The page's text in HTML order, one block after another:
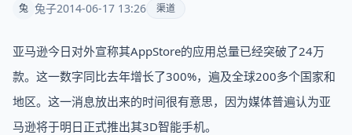
兔 兔子2014-06-17 13:26 渠道
亚马逊今日对外宣称其AppStore的应用总量已经突破了24万
款。这一数字同比去年增长了300%，遍及全球200多个国家和
地区。这一消息放出来的时间很有意思，因为媒体普遍认为亚
马逊将于明日正式推出其3D智能手机。